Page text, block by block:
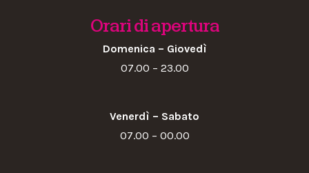
Orari di apertura
Domenica – Giovedì
07.00 – 23.00
Venerdì – Sabato
07.00 – 00.00